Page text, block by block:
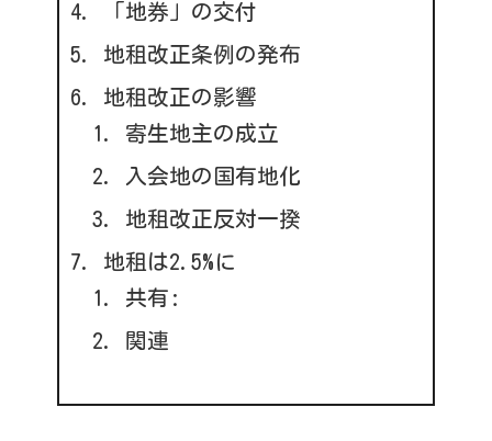
「地券」の交付
地租改正条例の発布
地租改正の影響
寄生地主の成立
入会地の国有地化
地租改正反対一揆
地租は2.5%に
共有:
関連